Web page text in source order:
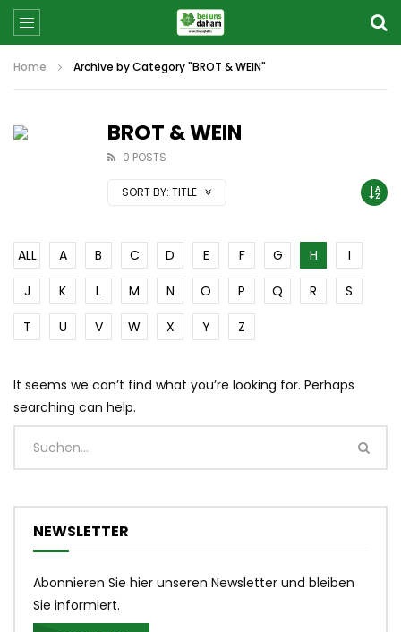
Home Archive by Category "BROT & WEIN"
BROT & WEIN
0 POSTS
SORT BY: TITLE
ALL A B C D E F G H
I
J
K L M N O P Q R
S
T
U V W X Y Z
It seems we can’t find what you’re looking for. Perhaps
searching can help.
NEWSLETTER
Abonnieren Sie hier unseren Newsletter und bleiben
Sie informiert.